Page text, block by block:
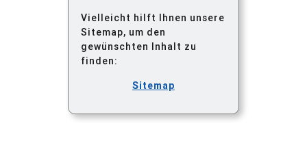
Vielleicht hilft Ihnen unsere
Sitemap, um den
gewünschten Inhalt zu
finden:
Sitemap